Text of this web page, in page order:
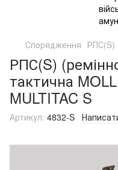
Спорядження РПС(S)
РПС(S)
тактична
MULTITAC S
Артикул: 4832-S